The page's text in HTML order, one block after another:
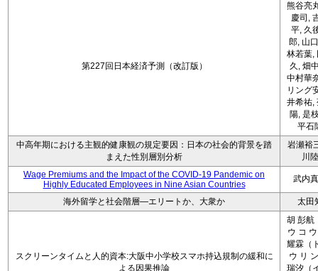
第227回日本経済予測（改訂版）
熊谷亮
慶司,
平, 久
郎, 山
林若葉,
久, 畑
中村華
リング
井希祐,
陽, 是
平石
中高年期における主観的健康観の規定要因：日本の社会的背景を踏
まえた性別層別分析
岩瀬裕
川
Wage Premiums and the Impact of the COVID‑19 Pandemic on
Highly Educated Employees in Nine Asian Countries
武内
海外留学と社会階層―エリートか、大衆か 太田
スクリーンタイムと人的資本:大阪中小学校スマホ持込規制の緩和に
よる因果推論
胡 彭航
ウ コ
耀霖（
ウ リ
瑞汐（